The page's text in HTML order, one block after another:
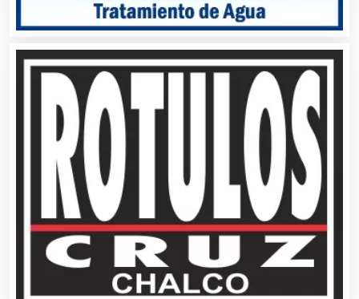
Autopartes Eléctricas
Avaluos
Balnearios
Bancos
Banquetes